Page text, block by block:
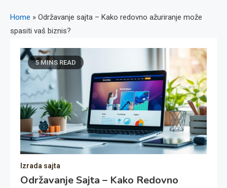
Home » Održavanje sajta – Kako redovno ažuriranje može
spasiti vaš biznis?
5 MINS READ
Izrada sajta
Održavanje Sajta – Kako Redovno